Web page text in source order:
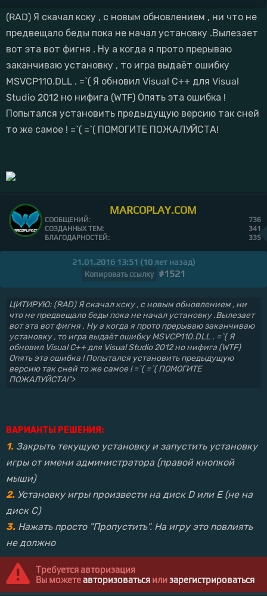
(RAD) Я скачал кску , с новым обновлением , ни что не
предвещало беды пока не начал установку .Вылезает
вот эта вот фигня . Ну а когда я прото прерываю
заканчиваю установку , то игра выдаёт ошибку
MSVCP110.DLL . =`( Я обновил Visual C++ для Visual
Studio 2012 но нифига (WTF) Опять эта ошибка !
Попытался установить предыдущую версию так сней
то же самое ! =`( =`( ПОМОГИТЕ ПОЖАЛУЙСТА!
MARCOPLAY.COM
СООБЩЕНИЙ:
736
СОЗДАННЫХ ТЕМ:
341
БЛАГОДАРНОСТЕЙ:
335
21.01.2016 13:51 (10 лет назад)
Копировать ссылку #1521
ЦИТИРУЮ: (RAD) Я скачал кску , с новым обновлением , ни
что не предвещало беды пока не начал установку .Вылезает
вот эта вот фигня . Ну а когда я прото прерываю заканчиваю
установку , то игра выдаёт ошибку MSVCP110.DLL . =`( Я
обновил Visual C++ для Visual Studio 2012 но нифига (WTF)
Опять эта ошибка ! Попытался установить предыдущую
версию так сней то же самое ! =`( =`( ПОМОГИТЕ
ПОЖАЛУЙСТА!">
ВАРИАНТЫ РЕШЕНИЯ:
1. Закрыть текущую установку и запустить установку
игры от имени администратора (правой кнопкой
мыши)
2. Установку игры произвести на диск D или E (не на
диск С)
3. Нажать просто "Пропустить". На игру это повлиять
не должно
Требуется авторизация
Вы можетеавторизоваться илизарегистрироваться